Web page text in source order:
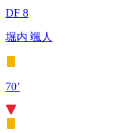
DF 8
堀内 颯人
70’